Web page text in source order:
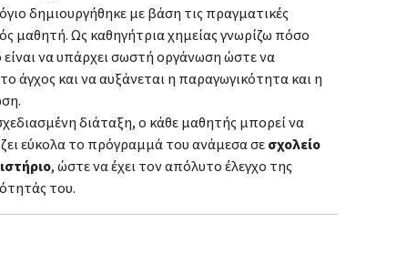
δημιουργήθηκε με βάση τις πραγματικές
μαθητή. Ως καθηγήτρια χημείας γνωρίζω πόσο
να υπάρχει σωστή οργάνωση ώστε να
άγχος και να αυξάνεται η παραγωγικότητα και η
διάταξη, ο κάθε μαθητής μπορεί να
εύκολα το πρόγραμμά του ανάμεσα σεσχολείο
, ώστε να έχει τον απόλυτο έλεγχο της
του.